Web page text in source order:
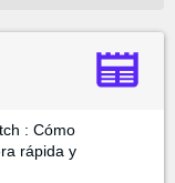
: Cómo
rápida y